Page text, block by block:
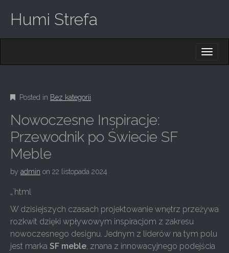
Humi Strefa
M
E
N
U
C
N
T
E
N
T
Posted in Bez kategorii
Nowoczesne Inspiracje:
Przewodnik po Świecie SF
Meble
by admin on 22 listopada 2024
„`html
W dzisiejszych czasach projektowanie wnętrz przeżywa
rozkwit dzięki wpływowym inspiracjom z zakresu
nowoczesnego designu. Jednym z liderów na tym polu
jest marka SF meble, znana z innowacyjnego podejścia